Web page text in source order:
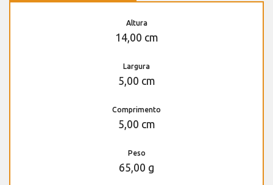
Altura
14,00 cm
Largura
5,00 cm
Comprimento
5,00 cm
Peso
65,00 g